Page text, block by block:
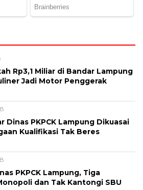
Rp3,1 Miliar di Bandar Lampung
Jadi Motor Penggerak
Dinas PKPCK Lampung Dikuasai
Kualifikasi Tak Beres
PKPCK Lampung, Tiga
dan Tak Kantongi SBU